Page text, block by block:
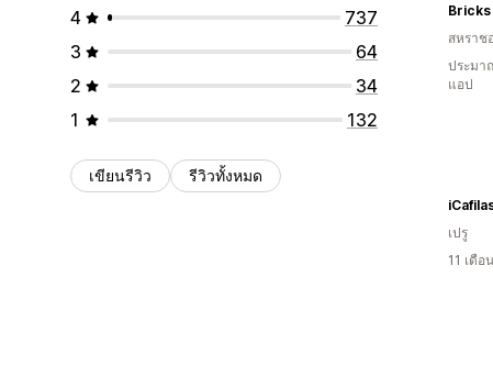
4
737
3
64
2
34
1
132
เขียนรีวิว รีวิวทั้งหมด
สหราช
ประมา
แอป
เปรู
11 เดือ